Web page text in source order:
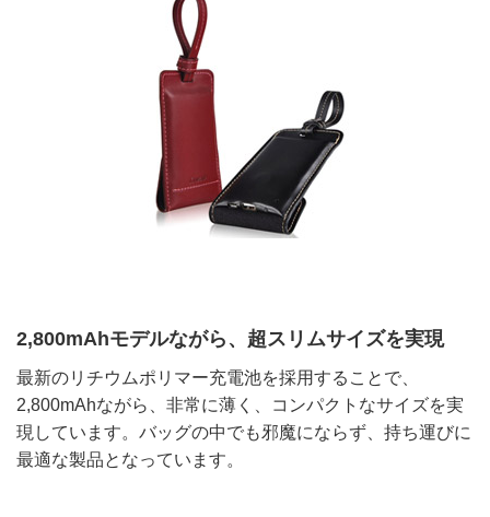
2,800mAhモデルながら、超スリムサイズを実現
最新のリチウムポリマー充電池を採用することで、
2,800mAhながら、非常に薄く、コンパクトなサイズを実
現しています。バッグの中でも邪魔にならず、持ち運びに
最適な製品となっています。